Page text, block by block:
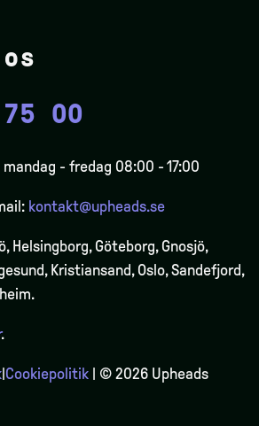
00
- fredag 08:00 - 17:00
kontakt@upheads.se
Helsingborg, Göteborg, Gnosjö,
Kristiansand, Oslo, Sandefjord,
.
Cookiepolitik | © 2026 Upheads